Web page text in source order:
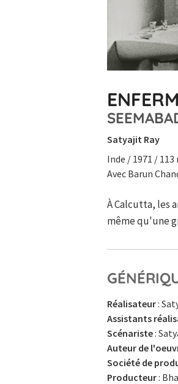
Satyajit Ray
Inde / 1971 / 113
Avec Barun
À Calcutta, les
même qu'une
Réalisateur:
Assistants
Scénariste:
Auteur de
Société de
Producteur: